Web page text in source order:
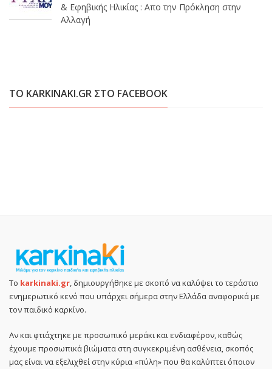
& Εφηβικής Ηλικίας : Απο την Πρόκληση στην
Αλλαγή
ΤΟ KARKINAKI.GR ΣΤΟ FACEBOOK
Το karkinaki.gr, δημιουργήθηκε με σκοπό να καλύψει το τεράστιο
ενημερωτικό κενό που υπάρχει σήμερα στην Ελλάδα αναφορικά με
τον παιδικό καρκίνο.
Αν και φτιάχτηκε με προσωπικό μεράκι και ενδιαφέρον, καθώς
έχουμε προσωπικά βιώματα στη συγκεκριμένη ασθένεια, σκοπός
μας είναι να εξελιχθεί στην κύρια «πύλη» που θα καλύπτει όποιον